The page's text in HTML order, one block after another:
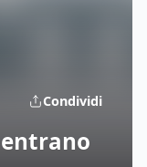
Condividi